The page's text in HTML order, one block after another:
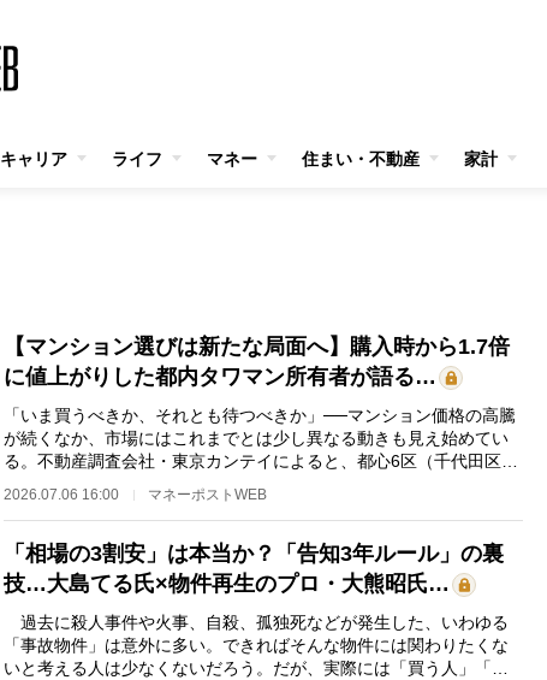
キャリア ライフ マネー 住まい・不動産 家計
【マンション選びは新たな局面へ】購入時から1.7倍
に値上がりした都内タワマン所有者が語る…
「いま買うべきか、それとも待つべきか」──マンション価格の高騰
が続くなか、市場にはこれまでとは少し異なる動きも見え始めてい
る。不動産調査会社・東京カンテイによると、都心6区（千代田区、
2026.07.06 16:00 マネーポストWEB
「相場の3割安」は本当か？「告知3年ルール」の裏
技…大島てる氏×物件再生のプロ・大熊昭氏…
過去に殺人事件や火事、自殺、孤独死などが発生した、いわゆる
「事故物件」は意外に多い。できればそんな物件には関わりたくな
いと考える人は少なくないだろう。だが、実際には「買う人」「借